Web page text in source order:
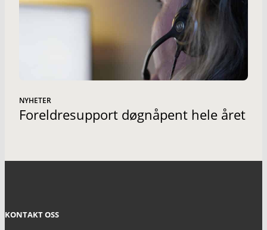
NYHETER
Foreldresupport døgnåpent hele året
KONTAKT OSS